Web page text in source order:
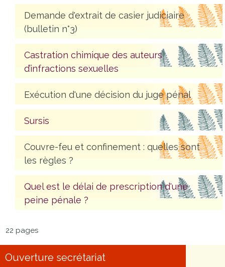
Demande d'extrait de casier judiciaire
(bulletin n°3)
Castration chimique des auteurs
d’infractions sexuelles
Exécution d'une décision du juge pénal
Sursis
Couvre-feu et confinement : quelles sont
les règles ?
Quel est le délai de prescription d'une
peine pénale ?
22 pages
Ouverture secrétariat